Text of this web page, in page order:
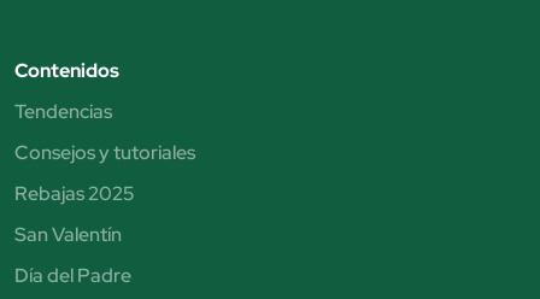
Contenidos
Tendencias
Consejos y tutoriales
Rebajas 2025
San Valentín
Día del Padre